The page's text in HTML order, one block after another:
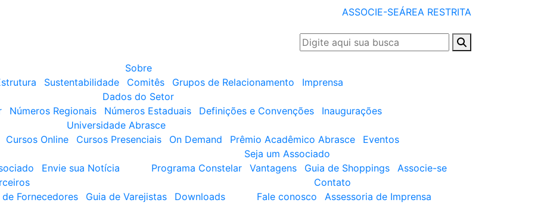
ASSOCIE-SEÁREA RESTRITA
Sobre
Sustentabilidade Comitês Grupos de Relacionamento
Imprensa
Dados do Setor
Números Regionais Números Estaduais Definições e Convenções
Inaugurações
Universidade Abrasce
Cursos Online Cursos Presenciais On Demand Prêmio Acadêmico Abrasce
Eventos
Envie sua Notícia
Seja um Associado
Programa Constelar
Vantagens Guia de Shoppings
Associe-se
de Fornecedores Guia de Varejistas Downloads
Contato
Fale conosco
Assessoria de Imprensa